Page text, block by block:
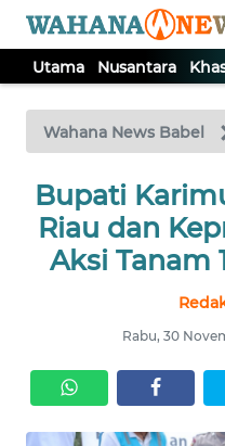
Utama Nusantara
Wahana News Babel
Bupati
Riau dan
Aksi Tanam
Rabu, 30
TV
Tutup
UTAMA
NUSANTARA
SERBA-
SERBI